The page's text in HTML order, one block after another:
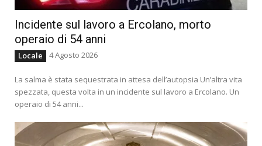
Incidente sul lavoro a Ercolano, morto
operaio di 54 anni
Locale 4 Agosto 2026
La salma è stata sequestrata in attesa dell’autopsia Un’altra vita
spezzata, questa volta in un incidente sul lavoro a Ercolano. Un
operaio di 54 anni...